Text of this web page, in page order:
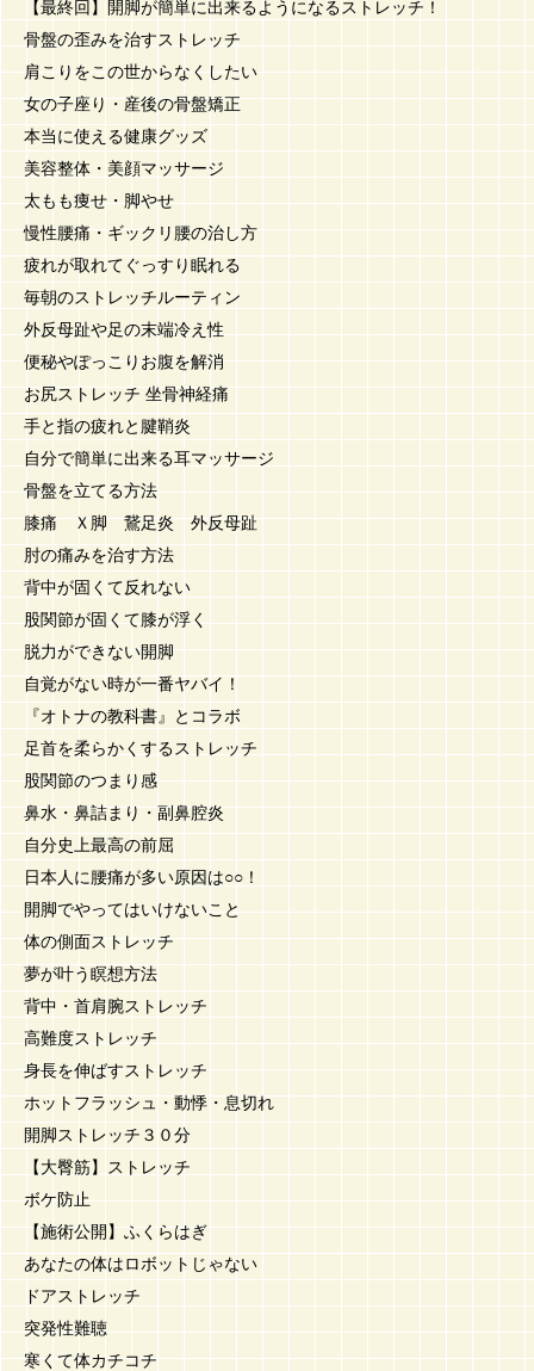
【最終回】開脚が簡単に出来るようになるストレッチ！
骨盤の歪みを治すストレッチ
肩こりをこの世からなくしたい
女の子座り・産後の骨盤矯正
本当に使える健康グッズ
美容整体・美顔マッサージ
太もも痩せ・脚やせ
慢性腰痛・ギックリ腰の治し方
疲れが取れてぐっすり眠れる
毎朝のストレッチルーティン
外反母趾や足の末端冷え性
便秘やぽっこりお腹を解消
お尻ストレッチ 坐骨神経痛
手と指の疲れと腱鞘炎
自分で簡単に出来る耳マッサージ
骨盤を立てる方法
膝痛 Ｘ脚 鵞足炎 外反母趾
肘の痛みを治す方法
背中が固くて反れない
股関節が固くて膝が浮く
脱力ができない開脚
自覚がない時が一番ヤバイ！
『オトナの教科書』とコラボ
足首を柔らかくするストレッチ
股関節のつまり感
鼻水・鼻詰まり・副鼻腔炎
自分史上最高の前屈
日本人に腰痛が多い原因は○○！
開脚でやってはいけないこと
体の側面ストレッチ
夢が叶う瞑想方法
背中・首肩腕ストレッチ
高難度ストレッチ
身長を伸ばすストレッチ
ホットフラッシュ・動悸・息切れ
開脚ストレッチ３０分
【大臀筋】ストレッチ
ボケ防止
【施術公開】ふくらはぎ
あなたの体はロボットじゃない
ドアストレッチ
突発性難聴
寒くて体カチコチ